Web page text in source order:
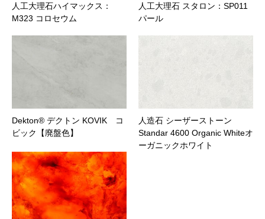
人工大理石ハイマックス：
M323 コロセウム
人工大理石 スタロン：SP011
パール
Dekton® デクトン KOVIK コ
ビック【廃盤色】
人造石 シーザーストーン
Standar 4600 Organic Whiteオ
ーガニックホワイト